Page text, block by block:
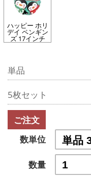
ハッピー ホリ
デイ ペンギン
ズ 17インチ
単品
5枚セット
ご注文
数単位
数量